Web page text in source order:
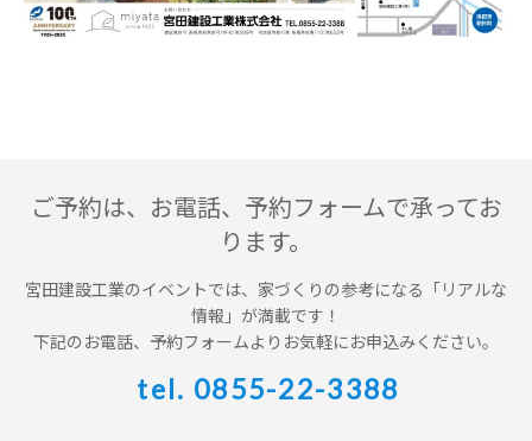
お電話はこちら
ご予約は、 お電話、 予約フォームで承ってお
ります。
宮田建設工業のイベントでは、家づくりの参考になる「リアルな
情報」が満載です！
下記のお電話、予約フォームよりお気軽にお申込みください。
tel. 0855-22-3388